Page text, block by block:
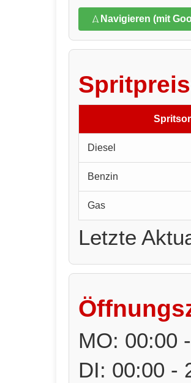
Navigieren (mit
Diesel
Benzin
Gas
Letzte
MO: 00:00
DI: 00:00 -